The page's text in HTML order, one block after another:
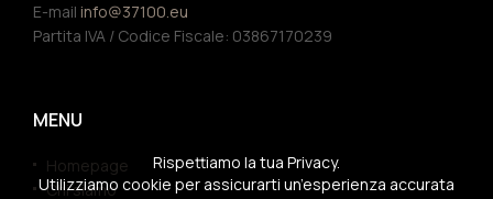
E-mail info@37100.eu
Partita IVA / Codice Fiscale: 03867170239
MENU
Homepage
Chi siamo
Rispettiamo la tua Privacy.
Utilizziamo cookie per assicurarti un’esperienza accurata